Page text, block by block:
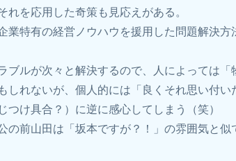
れを応用した奇策も見応えがある。
業特有の経営ノウハウを援用した問題解決
ブルが次々と解決するので、人によっては
しれないが、個人的には「良くそれ思い付
つけ具合？）に逆に感心してしまう（笑）
の前山田は「坂本ですが？！」の雰囲気と似